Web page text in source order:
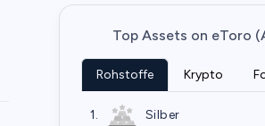
Top Assets on eToro
Rohstoffe Krypto
1. Silber